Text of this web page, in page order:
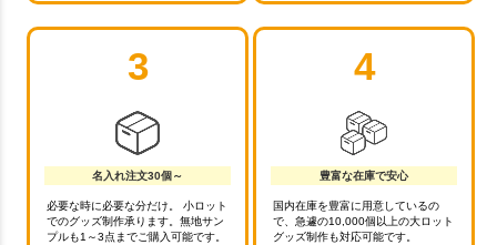
3
名入れ注文30個～
必要な時に必要な分だけ。 小ロット
でのグッズ制作承ります。無地サン
プルも1～3点までご購入可能です。
4
豊富な在庫で安心
国内在庫を豊富に用意しているの
で、急遽の10,000個以上の大ロット
グッズ制作も対応可能です。